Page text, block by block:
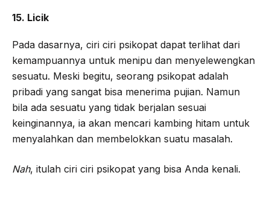
15. Licik
Pada dasarnya, ciri ciri psikopat dapat terlihat dari
kemampuannya untuk menipu dan menyelewengkan
sesuatu. Meski begitu, seorang psikopat adalah
pribadi yang sangat bisa menerima pujian. Namun
bila ada sesuatu yang tidak berjalan sesuai
keinginannya, ia akan mencari kambing hitam untuk
menyalahkan dan membelokkan suatu masalah.
Nah, itulah ciri ciri psikopat yang bisa Anda kenali.